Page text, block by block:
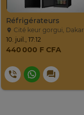
Réfrigérateurs
Cité keur gorgui, Dakar
10. juil., 17:12
440 000 F CFA